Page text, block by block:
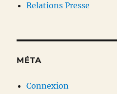
Relations Presse
MÉTA
Connexion